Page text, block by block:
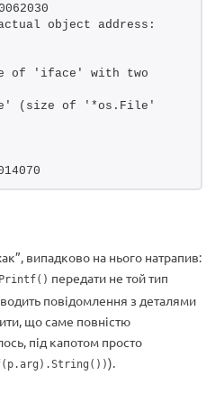
object address:
of 'iface' with two
(size of '*os.File'
випадково на нього натрапив:
передати не той тип
повідомлення з деталями
що саме повністю
під капотом просто
).